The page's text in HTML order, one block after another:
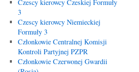
Czescy kierowcy Czeskiej Formuły
3
Czescy kierowcy Niemieckiej
Formuły 3
Członkowie Centralnej Komisji
Kontroli Partyjnej PZPR
Członkowie Czerwonej Gwardii